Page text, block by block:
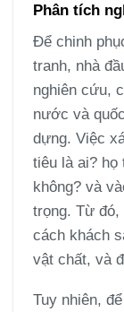
Phân tích
Để chinh
tranh, nhà
nghiên cứu,
nước và
dựng. Việc
tiêu là ai?
không? và
trọng. Từ đó,
cách khách
vật chất, và
Tuy nhiên,